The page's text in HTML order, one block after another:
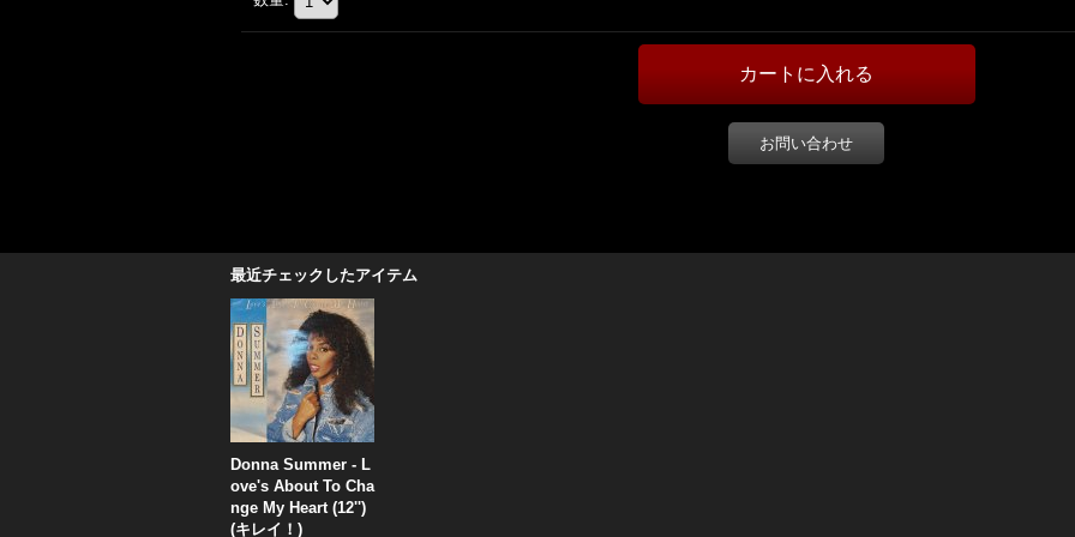
お問い合わせ
最近チェックしたアイテム
Donna Summer - L
ove's About To Cha
nge My Heart (12'')
(キレイ！)